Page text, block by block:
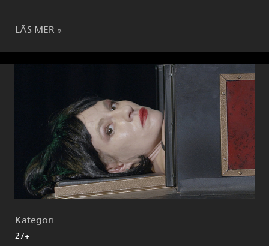
LÄS MER
Kategori
27+